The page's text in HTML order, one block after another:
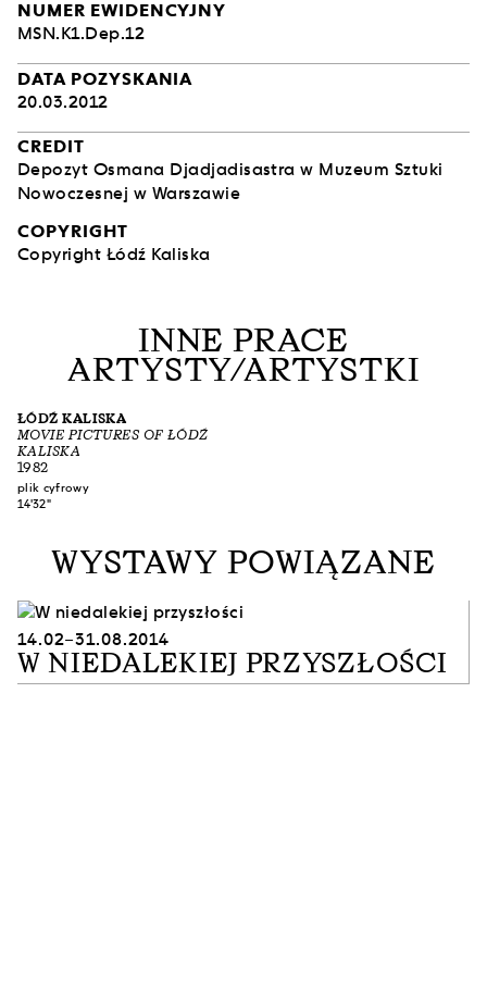
NUMER EWIDENCYJNY
MSN.K1.Dep.12
DATA POZYSKANIA
20.03.2012
CREDIT
Depozyt Osmana Djadjadisastra w Muzeum Sztuki
Nowoczesnej w Warszawie
COPYRIGHT
Copyright Łódź Kaliska
INNE PRACE
ARTYSTY/ARTYSTKI
ŁÓDŹ KALISKA
MOVIE PICTURES OF ŁÓDŹ
KALISKA
1982
plik cyfrowy
14'32"
WYSTAWY POWIĄZANE
W NIEDALEKIEJ PRZYSZŁOŚCI
14.02–31.08.2014